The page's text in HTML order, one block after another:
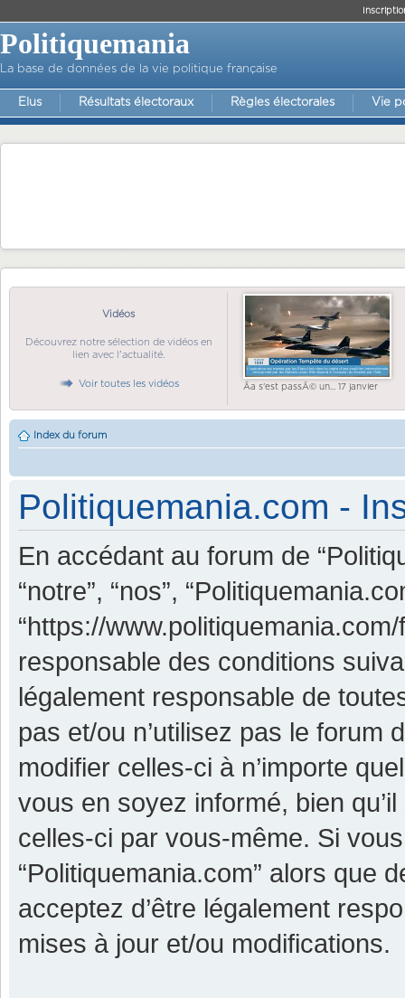
Politiquemania
La base de données de la vie politique française
Elus Résultats électoraux Règles électorales Vie
Vidéos
Découvrez notre sélection de vidéos en
lien avec l'actualité.
Voir toutes les vidéos Ãa s'est passÃ© un... 17 janvier
Index du forum
Politiquemania.com -
En accédant au forum de
“notre”, “nos”,
“https://
responsable des conditions
légalement responsable de
pas et/ou n’utilisez pas le forum
modifier celles-ci à n’importe
vous en soyez informé, bien
celles-ci par vous-même. Si
“Politiquemania.com” alors que
acceptez d’être légalement
mises à jour et/ou modifications.